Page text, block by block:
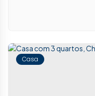
Casa